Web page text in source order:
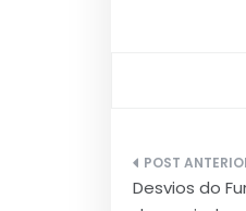
Desvios do